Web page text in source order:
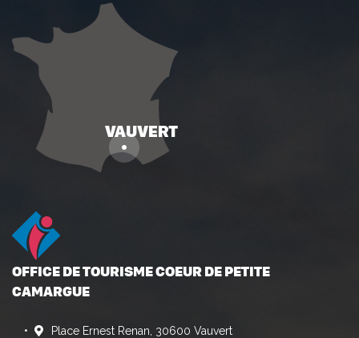
OFFICE DE TOURISME COEUR DE PETITE
CAMARGUE
Place Ernest Renan, 30600 Vauvert